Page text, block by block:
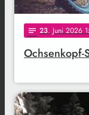
notes 23. Juni 2026
Ochsenkopf-